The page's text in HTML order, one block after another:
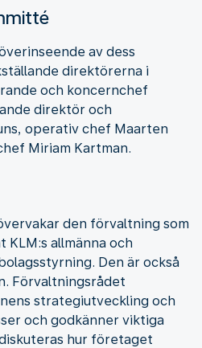
av dess
direktörerna i
och koncernchef
direktör och
operativ chef Maarten
Miriam Kartman.
den förvaltning som
KLM:s allmänna och
Den är också
Förvaltningsrådet
strategiutveckling och
och godkänner viktiga
hur företaget